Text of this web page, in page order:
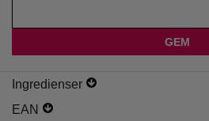
Ingredienser
EAN